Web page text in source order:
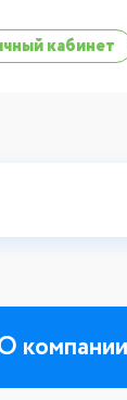
кабинет
компании